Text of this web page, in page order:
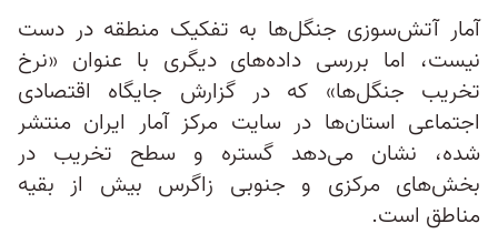
آمار آتش‌سوزی جنگل‌ها به تفکیک منطقه در دست
نیست، اما بررسی داده‌های دیگری با عنوان «نرخ
تخریب جنگل‌ها» که در گزارش جایگاه اقتصادی
اجتماعی استان‌ها در سایت مرکز آمار ایران منتشر
شده، نشان می‌دهد گستره و سطح تخریب در
بخش‌های مرکزی و جنوبی زاگرس بیش از بقیه
مناطق است.